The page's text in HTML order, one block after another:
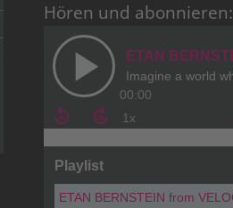
Hören und abonnieren: